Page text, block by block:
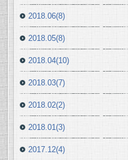
2018.06(8)
2018.05(8)
2018.04(10)
2018.03(7)
2018.02(2)
2018.01(3)
2017.12(4)